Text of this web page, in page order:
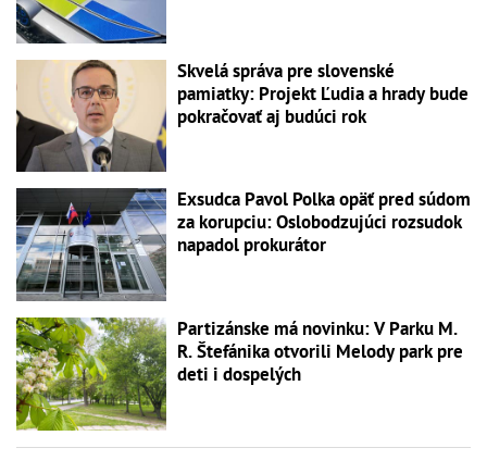
Skvelá správa pre slovenské
pamiatky: Projekt Ľudia a hrady bude
pokračovať aj budúci rok
Exsudca Pavol Polka opäť pred súdom
za korupciu: Oslobodzujúci rozsudok
napadol prokurátor
Partizánske má novinku: V Parku M.
R. Štefánika otvorili Melody park pre
deti i dospelých